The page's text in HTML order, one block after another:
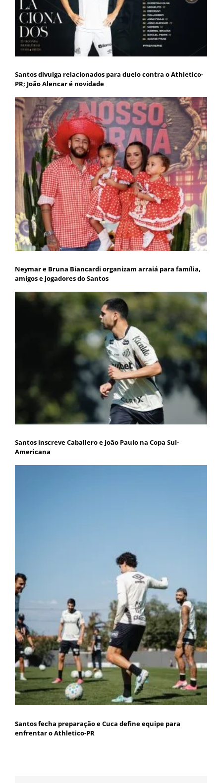
Santos divulga relacionados para duelo contra o Athletico-
PR; João Alencar é novidade
Neymar e Bruna Biancardi organizam arraiá para família,
amigos e jogadores do Santos
Santos inscreve Caballero e João Paulo na Copa Sul-
Americana
Santos fecha preparação e Cuca define equipe para
enfrentar o Athletico-PR